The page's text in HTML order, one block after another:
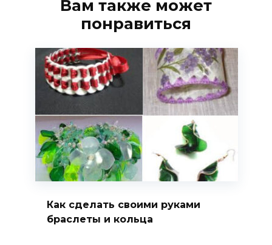
Вам также может
понравиться
Как сделать своими руками
браслеты и кольца